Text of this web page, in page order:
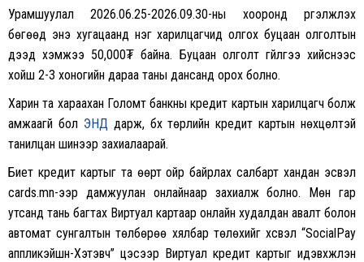
Урамшуулал 2026.06.25-2026.09.30-ны хооронд үргэлжлэх
бөгөөд энэ хугацаанд нэг харилцагчид олгох буцаан олголтын
дээд хэмжээ 50,000₮ байна. Буцаан олголт гүйлгээ хийснээс
хойш 2-3 хоногийн дараа таны дансанд орох болно.
Харин та хараахан Голомт банкны кредит картын харилцагч болж
амжаагүй бол ЭНД дарж, бүх төрлийн кредит картын нөхцөлтэй
танилцан шинээр захиалаарай.
Биет кредит картыг та өөрт ойр байрлах салбарт хандан эсвэл
cards.mn-ээр дамжуулан онлайнаар захиалж болно. Мөн гар
утсанд тань багтах Виртуал картаар онлайн худалдан авалт болон
автомат сунгалтын төлбөрөө хялбар төлөхийг хүсвэл “SocialPay
аппликэйшн-Хэтэвч” цэсээр Виртуал кредит картыг идэвхжүүлэн